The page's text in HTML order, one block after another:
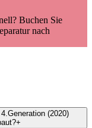
Buchen Sie
nach
(2020)
+